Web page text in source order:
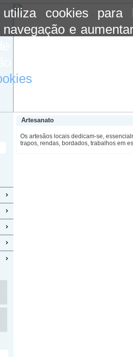
cookies para
e
Artesanato
Os artesãos locais dedicam-se,
trapos, rendas, bordados, trabalhos em